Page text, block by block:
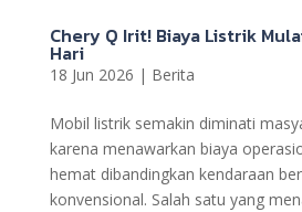
Chery Q Irit! Biaya Listrik
Hari
18 Jun 2026 | Berita
Mobil listrik semakin diminati
karena menawarkan biaya
hemat dibandingkan kendaraan
konvensional. Salah satu yang